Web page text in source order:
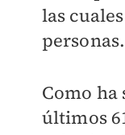
las
personas.
Como ha
últimos